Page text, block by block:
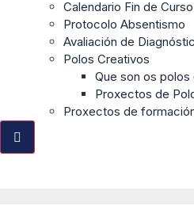
Calendario Fin de
Protocolo Absentismo
Avaliación de
Polos Creativos
Que son os polos
Proxectos de
Proxectos de